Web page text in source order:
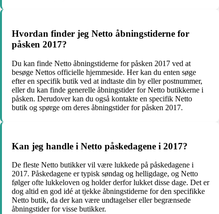
Hvordan finder jeg Netto åbningstiderne for
påsken 2017?
Du kan finde Netto åbningstiderne for påsken 2017 ved at
besøge Nettos officielle hjemmeside. Her kan du enten søge
efter en specifik butik ved at indtaste din by eller postnummer,
eller du kan finde generelle åbningstider for Netto butikkerne i
påsken. Derudover kan du også kontakte en specifik Netto
butik og spørge om deres åbningstider for påsken 2017.
Kan jeg handle i Netto påskedagene i 2017?
De fleste Netto butikker vil være lukkede på påskedagene i
2017. Påskedagene er typisk søndag og helligdage, og Netto
følger ofte lukkeloven og holder derfor lukket disse dage. Det er
dog altid en god idé at tjekke åbningstiderne for den specifikke
Netto butik, da der kan være undtagelser eller begrænsede
åbningstider for visse butikker.